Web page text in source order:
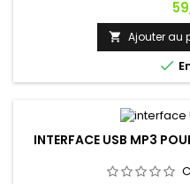
avez
 Ajouter au

INTERFACE USB MP3